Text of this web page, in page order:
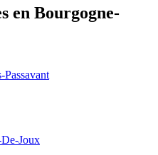
en Bourgogne-
Joux